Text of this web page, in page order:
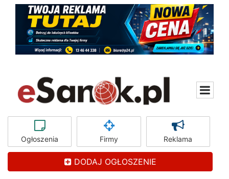
Ogłoszenia Firmy Reklama
DODAJ OGŁOSZENIE